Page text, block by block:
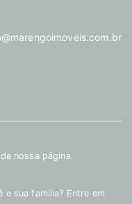
nossa página
e sua família? Entre em